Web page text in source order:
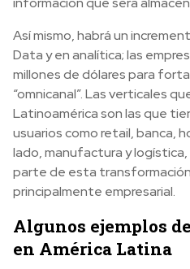
Así mismo, habrá un
Data y en analítica; las
millones de dólares para
“omnicanal”. Las verticales
Latinoamérica son las que
usuarios como retail, banca,
lado, manufactura y
parte de esta
principalmente empresarial.
Algunos ejemplos
en América Latina